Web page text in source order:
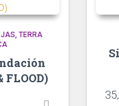
TERRA
FLOOD)